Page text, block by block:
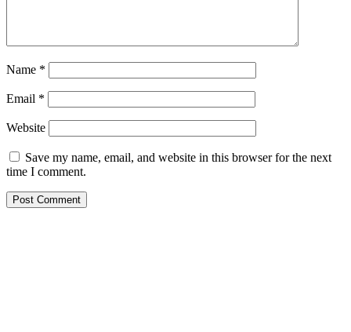
Name *
Email *
Website
Save my name, email, and website in this browser for the next
time I comment.